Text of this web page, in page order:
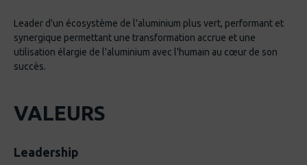
Leader d'un écosystème de l'aluminium plus vert, performant et
synergique permettant une transformation accrue et une
utilisation élargie de l'aluminium avec l'humain au cœur de son
succès.
VALEURS
Leadership